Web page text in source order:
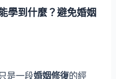
學到什麼？避免婚姻
是一段婚姻修復的經